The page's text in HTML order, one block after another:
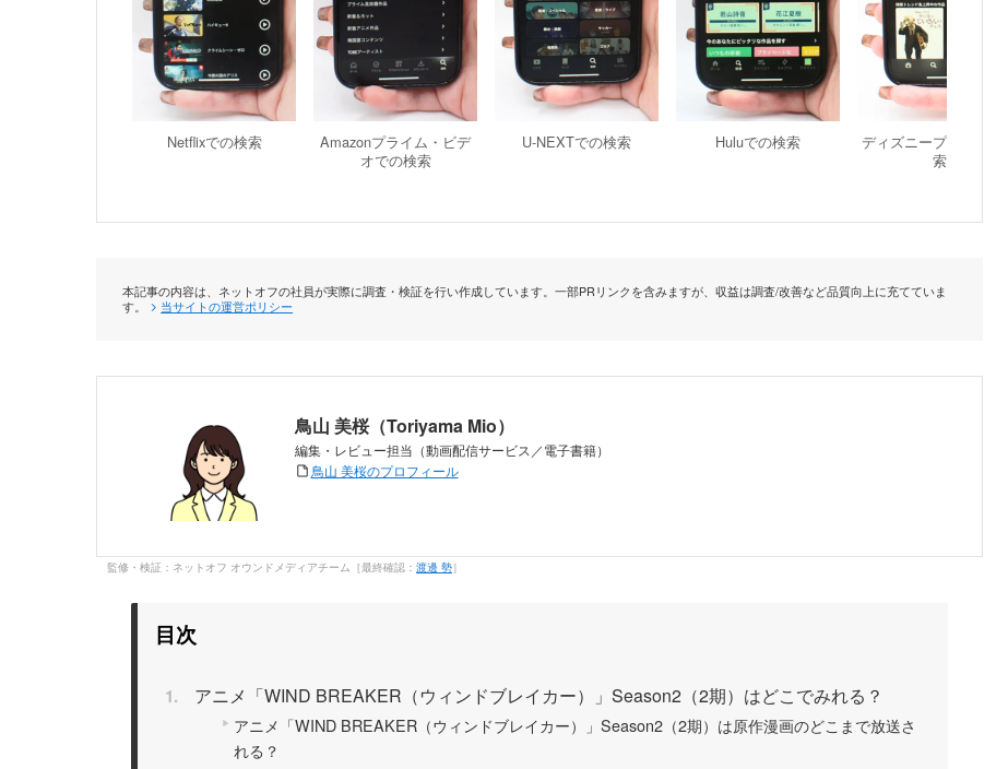
Netflixでの検索
Amazonプライム・ビデ
オでの検索
U-NEXTでの検索 Huluでの検索
ディズニープラスでの検
索
本記事の内容は、ネットオフの社員が実際に調査・検証を行い作成しています。一部PRリンクを含みますが、収益は調査/改善など品質向上に充てていま
す。
当サイトの運営ポリシー
鳥山 美桜（Toriyama Mio）
編集・レビュー担当（動画配信サービス／電子書籍）
鳥山 美桜のプロフィール
監修・検証：ネットオフ オウンドメディアチーム［最終確認： 渡邊 勢］
目次
アニメ「WIND BREAKER（ウィンドブレイカー）」Season2（2期）はどこでみれる？
アニメ「WIND BREAKER（ウィンドブレイカー）」Season2（2期）は原作漫画のどこまで放送さ
れる？